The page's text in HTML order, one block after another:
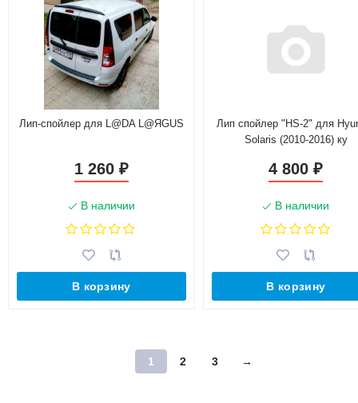
Лип-спойлер для L@DA L@ЯGUS
1 260 ₽
В наличии
В корзину
Лип спойлер "HS-2" для
Solaris (2010-2016) ку
4 800₽
В наличии
В корзину
1 2 3 →